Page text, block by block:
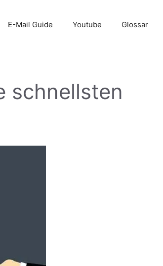
E-Mail Guide Youtube Glossar
schnellsten